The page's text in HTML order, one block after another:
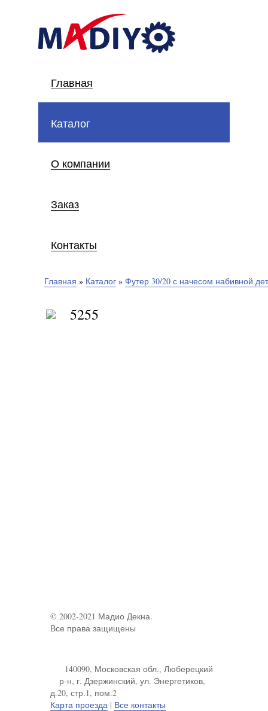
Главная
Каталог
О компании
Заказ
Контакты
Главная » Каталог » Футер 30/20 с начесом набивной
5255
© 2002-2021 Мадио Декна.
Все права защищены
140090, Московская обл., Люберецкий
р-н, г. Дзержинский, ул. Энергетиков,
д.20, стр.1, пом.2
Карта проезда | Все контакты